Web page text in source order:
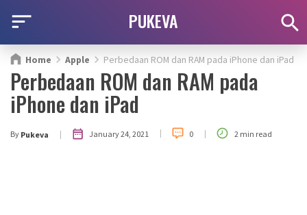
PUKEVA
Home Apple Perbedaan ROM dan RAM pada iPhone dan iPad
Perbedaan ROM dan RAM pada
iPhone dan iPad
By Pukeva | January 24, 2021 | 0 | 2 min read